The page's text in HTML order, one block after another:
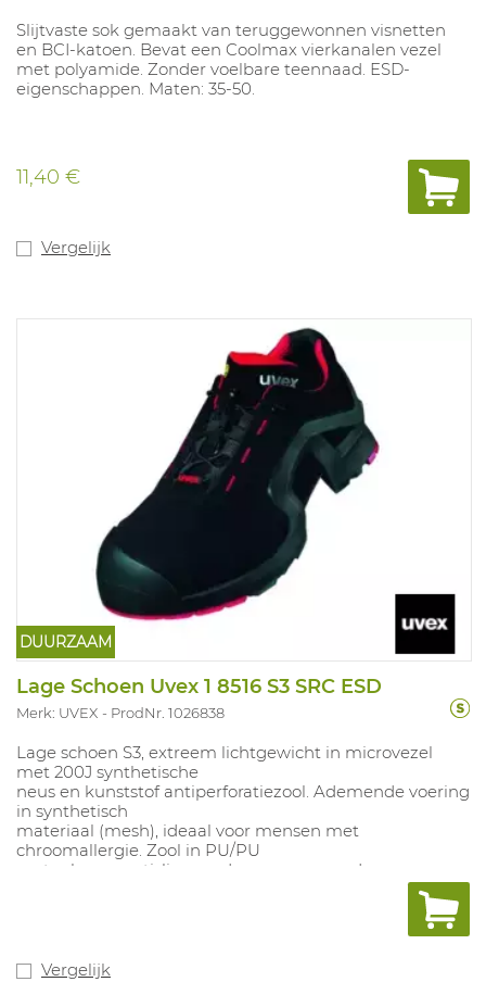
Slijtvaste sok gemaakt van teruggewonnen visnetten
en BCI-katoen. Bevat een Coolmax vierkanalen vezel
met polyamide. Zonder voelbare teennaad. ESD-
eigenschappen. Maten: 35-50.
11,40 €
Vergelijk
DUURZAAM
Lage Schoen Uvex 1 8516 S3 SRC ESD
Merk: UVEX ProdNr. 1026838
Lage schoen S3, extreem lichtgewicht in microvezel
met 200J synthetische
neus en kunststof antiperforatiezool. Ademende voering
in synthetisch
materiaal (mesh), ideaal voor mensen met
chroomallergie. Zool in PU/PU
met scherpe antislipwaarden en zeer goede
en schokabsorptie.
Vergelijk